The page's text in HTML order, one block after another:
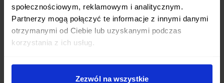
społecznościowym, reklamowym i analitycznym.
Partnerzy mogą połączyć te informacje z innymi danymi
otrzymanymi od Ciebie lub uzyskanymi podczas
korzystania z ich usług.
Zezwól na wszystkie
Dieta Wybór Menu Dieta Wege z rybami
Hashi Low Gluten&Lactose Dieta Wegańska